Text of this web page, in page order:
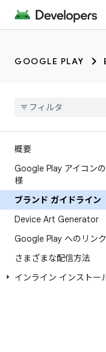
GOOGLE PLAY
概要
Google Play アイコン
様
ブランド ガイドライン
Device Art Generator
Google Play へのリンク
さまざまな配信方法
インライン インストー